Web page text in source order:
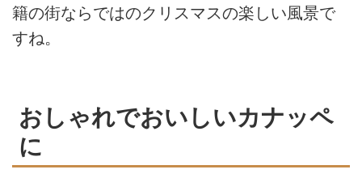
籍の街ならではのクリスマスの楽しい風景で
すね。
おしゃれでおいしいカナッペ
に